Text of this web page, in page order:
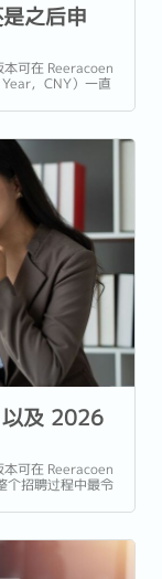
之后申
可在 Reeracoen
，CNY）一直
及 2026
可在 Reeracoen
招聘过程中最令